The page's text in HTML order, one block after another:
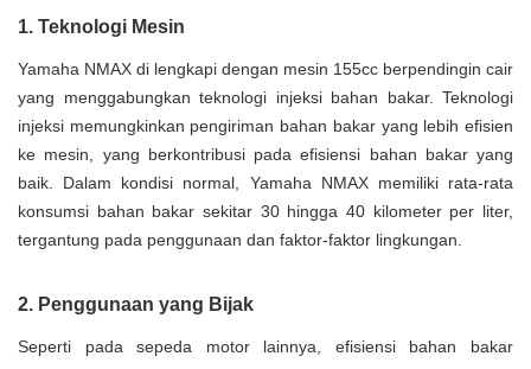
1. Teknologi Mesin
Yamaha NMAX di lengkapi dengan mesin 155cc berpendingin cair
yang menggabungkan teknologi injeksi bahan bakar. Teknologi
injeksi memungkinkan pengiriman bahan bakar yang lebih efisien
ke mesin, yang berkontribusi pada efisiensi bahan bakar yang
baik. Dalam kondisi normal, Yamaha NMAX memiliki rata-rata
konsumsi bahan bakar sekitar 30 hingga 40 kilometer per liter,
tergantung pada penggunaan dan faktor-faktor lingkungan.
2. Penggunaan yang Bijak
Seperti pada sepeda motor lainnya, efisiensi bahan bakar